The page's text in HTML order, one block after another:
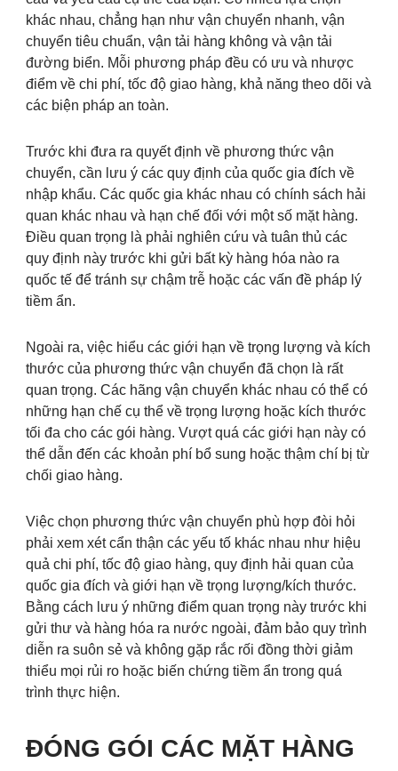
khác nhau, chẳng hạn như vận chuyển nhanh, vận
chuyển tiêu chuẩn, vận tải hàng không và vận tải
đường biển. Mỗi phương pháp đều có ưu và nhược
điểm về chi phí, tốc độ giao hàng, khả năng theo dõi và
các biện pháp an toàn.
Trước khi đưa ra quyết định về phương thức vận
chuyển, cần lưu ý các quy định của quốc gia đích về
nhập khẩu. Các quốc gia khác nhau có chính sách hải
quan khác nhau và hạn chế đối với một số mặt hàng.
Điều quan trọng là phải nghiên cứu và tuân thủ các
quy định này trước khi gửi bất kỳ hàng hóa nào ra
quốc tế để tránh sự chậm trễ hoặc các vấn đề pháp lý
tiềm ẩn.
Ngoài ra, việc hiểu các giới hạn về trọng lượng và kích
thước của phương thức vận chuyển đã chọn là rất
quan trọng. Các hãng vận chuyển khác nhau có thể có
những hạn chế cụ thể về trọng lượng hoặc kích thước
tối đa cho các gói hàng. Vượt quá các giới hạn này có
thể dẫn đến các khoản phí bổ sung hoặc thậm chí bị từ
chối giao hàng.
Việc chọn phương thức vận chuyển phù hợp đòi hỏi
phải xem xét cẩn thận các yếu tố khác nhau như hiệu
quả chi phí, tốc độ giao hàng, quy định hải quan của
quốc gia đích và giới hạn về trọng lượng/kích thước.
Bằng cách lưu ý những điểm quan trọng này trước khi
gửi thư và hàng hóa ra nước ngoài, đảm bảo quy trình
diễn ra suôn sẻ và không gặp rắc rối đồng thời giảm
thiểu mọi rủi ro hoặc biến chứng tiềm ẩn trong quá
trình thực hiện.
ĐÓNG GÓI CÁC MẶT HÀNG